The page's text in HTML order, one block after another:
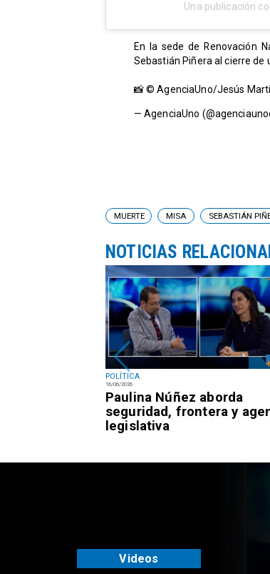
Una publicación
En la sede de Renovación
Sebastián Piñera al cierre
📸 © AgenciaUno/Jesús
— AgenciaUno
POLÍTICA
16/06/2026
Paulina Núñez aborda
seguridad, frontera y
legislativa
MUERTE MISA SEBASTIÁN
NOTICIAS
Videos